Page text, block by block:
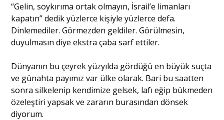
“Gelin, soykırıma ortak olmayın, İsrail’e limanları
kapatın” dedik yüzlerce kişiyle yüzlerce defa.
Dinlemediler. Görmezden geldiler. Görülmesin,
duyulmasın diye ekstra çaba sarf ettiler.
Dünyanın bu çeyrek yüzyılda gördüğü en büyük suçta
ve günahta payımız var ülke olarak. Bari bu saatten
sonra silkelenip kendimize gelsek, lafı eğip bükmeden
özeleştiri yapsak ve zararın burasından dönsek
diyorum.